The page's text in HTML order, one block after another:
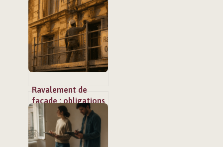
services et conseils
pour bien
s’implanter
Ravalement de
façade : obligations
légales, fréquence
réelle et risques
encourus